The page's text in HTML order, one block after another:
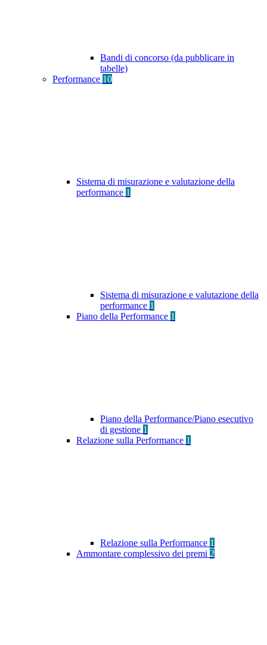
Bandi di concorso (da pubblicare in
tabelle)
Performance 10
Sistema di misurazione e valutazione della
performance 1
Sistema di misurazione e valutazione della
performance 1
Piano della Performance 1
Piano della Performance/Piano esecutivo
di gestione 1
Relazione sulla Performance 1
Relazione sulla Performance 1
Ammontare complessivo dei premi 2